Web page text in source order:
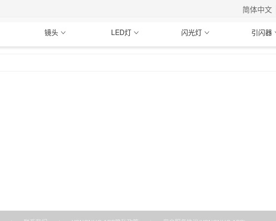
简体中文
镜头 LED灯 闪光灯 引闪器